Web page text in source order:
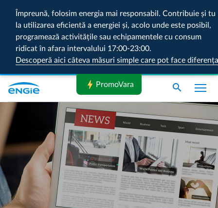
Împreună, folosim energia mai responsabil. Contribuie și tu
la utilizarea eficientă a energiei și, acolo unde este posibil,
programează activitățile sau echipamentele cu consum
ridicat în afara intervalului 17:00-23:00.
Descoperă aici câteva măsuri simple care pot face diferența
search
bolt PromoVara